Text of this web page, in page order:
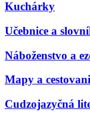
Kuchárky
Učebnice a
Náboženstvo a
Mapy a
Cudzojazyčná